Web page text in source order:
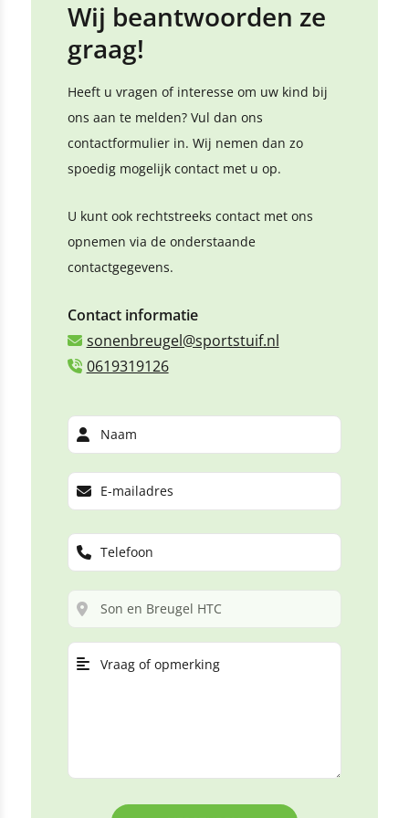
Wij beantwoorden ze
graag!
Heeft u vragen of interesse om uw kind bij
ons aan te melden? Vul dan ons
contactformulier in. Wij nemen dan zo
spoedig mogelijk contact met u op.
U kunt ook rechtstreeks contact met ons
opnemen via de onderstaande
contactgegevens.
Contact informatie
sonenbreugel@sportstuif.nl
0619319126